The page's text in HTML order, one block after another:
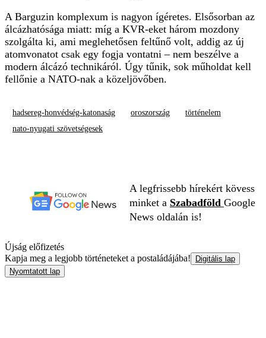
A Barguzin komplexum is nagyon ígéretes. Elsősorban az
álcázhatósága miatt: míg a KVR-eket három mozdony
szolgálta ki, ami meglehetősen feltűnő volt, addig az új
atomvonatot csak egy fogja vontatni – nem beszélve a
modern álcázó technikáról. Úgy tűnik, sok műholdat kell
fellőnie a NATO-nak a közeljövőben.
hadsereg-honvédség-katonaság oroszország
történelem
nato-nyugati szövetségesek
A legfrissebb hírekért kövess
minket a Szabadföld Google
News oldalán is!
Újság előfizetés
Kapja meg a legjobb történeteket a postaládájába!
Digitális lap
Nyomtatott lap